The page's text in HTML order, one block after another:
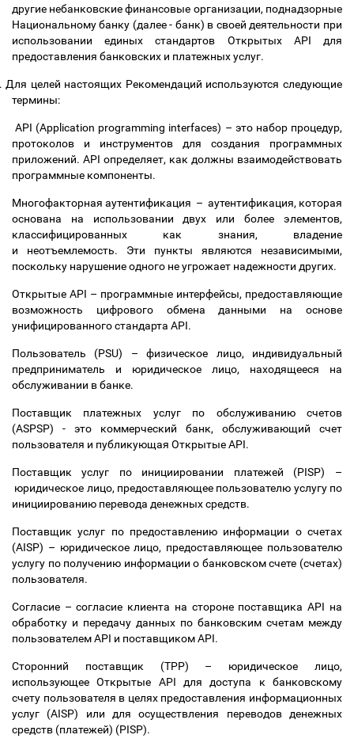
другие небанковские финансовые организации, поднадзорные
Национальному банку (далее - банк) в своей деятельности при
использовании единых стандартов ОткрытыхAPI для
предоставления банковских и платежных услуг.
Для целей настоящих Рекомендаций используются следующие
термины:
API (Application programming interfaces) – это набор процедур,
протоколов и инструментов для создания программных
приложений. API определяет, как должны взаимодействовать
программные компоненты.
Многофакторная аутентификация – аутентификация, которая
основана на использовании двух или более элементов,
классифицированных как знания, владение
и неотъемлемость. Эти пункты являются независимыми,
поскольку нарушение одного не угрожает надежности других.
Открытые API – программные интерфейсы, предоставляющие
возможность цифрового обмена данными на основе
унифицированного стандарта API.
Пользователь (PSU) – физическое лицо, индивидуальный
предприниматель и юридическое лицо, находящееся на
обслуживании в банке.
Поставщик платежных услуг по обслуживанию счетов
(ASPSP) - это коммерческий банк, обслуживающий счет
пользователя и публикующая Открытые API.
Поставщик услуг по инициировании платежей (PISP) –
юридическое лицо, предоставляющее пользователю услугу по
инициированию перевода денежных средств.
Поставщик услуг по предоставлению информации о счетах
(AISP) – юридическое лицо, предоставляющее пользователю
услугу по получению информации о банковском счете (счетах)
пользователя.
Согласие – согласие клиента на стороне поставщика API на
обработку и передачу данных по банковским счетам между
пользователем API и поставщиком API.
Сторонний поставщик (TPP) – юридическое лицо,
использующее Открытые API для доступа к банковскому
счету пользователя в целях предоставления информационных
услуг (AISP) или для осуществления переводов денежных
средств (платежей) (PISP).